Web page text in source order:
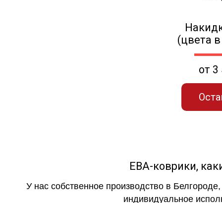
(цвета
от 3
ЕВА-коврики,
У нас собственное производство в
индивидуальное